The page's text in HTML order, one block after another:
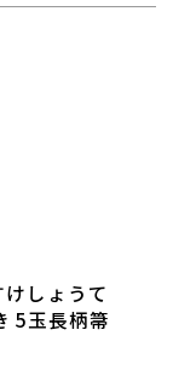
しょうて
5玉長柄箒